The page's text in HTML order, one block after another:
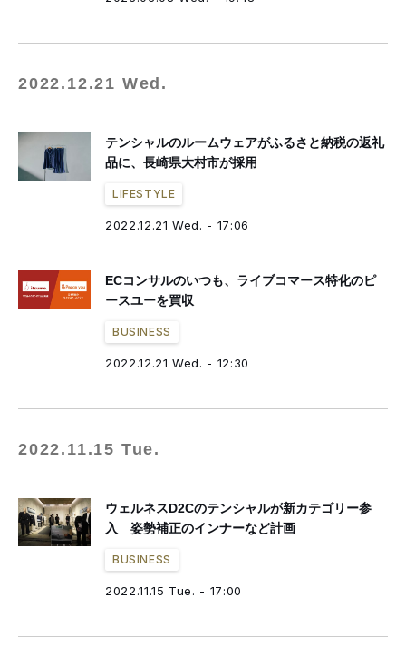
2022.12.21 Wed.
テンシャルのルームウェアがふるさと納税の返礼
品に、長崎県大村市が採用
LIFESTYLE
2022.12.21 Wed. - 17:06
ECコンサルのいつも、ライブコマース特化のピ
ースユーを買収
BUSINESS
2022.12.21 Wed. - 12:30
2022.11.15 Tue.
ウェルネスD2Cのテンシャルが新カテゴリー参
入 姿勢補正のインナーなど計画
BUSINESS
2022.11.15 Tue. - 17:00